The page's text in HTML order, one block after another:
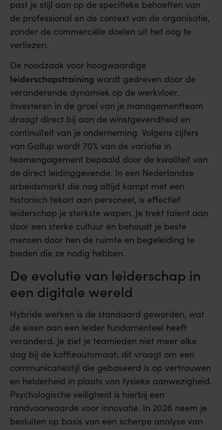
past je stijl aan op de specifieke behoeften van
de professional en de context van de organisatie,
zonder de commerciële doelen uit het oog te
verliezen.
De noodzaak voor hoogwaardige
leiderschapstraining wordt gedreven door de
veranderende dynamiek op de werkvloer.
Investeren in de groei van je managementteam
draagt direct bij aan de winstgevendheid en
continuïteit van je onderneming. Volgens cijfers
van Gallup wordt 70% van de variatie in
teamengagement bepaald door de kwaliteit van
de direct leidinggevende. In een Nederlandse
arbeidsmarkt die nog altijd kampt met een
historisch tekort aan personeel, is effectief
leiderschap je sterkste wapen. Je trekt talent aan
door een sterke cultuur en behoudt je beste
mensen door hen de ruimte en begeleiding te
bieden die ze nodig hebben.
De evolutie van leiderschap in
een digitale wereld
Hybride werken is de standaard geworden, wat
de eisen aan een leider fundamenteel heeft
veranderd. Je ziet je teamleden niet meer elke
dag bij de koffieautomaat; dit vraagt om een
communicatiestijl die gebaseerd is op vertrouwen
en helderheid in plaats van fysieke aanwezigheid.
Psychologische veiligheid is hierbij een
randvoorwaarde voor innovatie. In 2026 neem je
besluiten op basis van een scherpe analyse van